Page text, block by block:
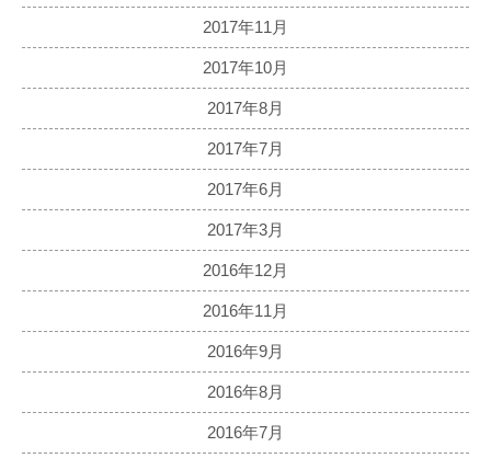
2017年11月
2017年10月
2017年8月
2017年7月
2017年6月
2017年3月
2016年12月
2016年11月
2016年9月
2016年8月
2016年7月